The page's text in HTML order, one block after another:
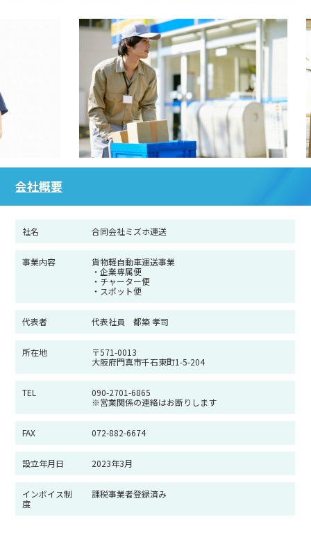
会社概要
社名 合同会社ミズホ運送
事業内容
貨物軽自動車運送事業
・企業専属便
・チャーター便
・スポット便
代表者 代表社員 都築 孝司
所在地
〒571-0013
大阪府門真市千石東町1-5-204
TEL
090-2701-6865
※営業関係の連絡はお断りします
FAX 072-882-6674
設立年月日 2023年3月
インボイス制
度
課税事業者登録済み